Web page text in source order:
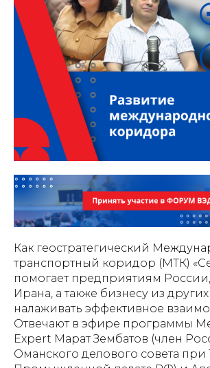
Как геостратегический
транспортный коридор (МТК)
помогает предприятиям
Ирана, а также бизнесу из других
налаживать эффективное
Отвечают в эфире программы
Expert Марат Зембатов (член
Оманского делового совета при